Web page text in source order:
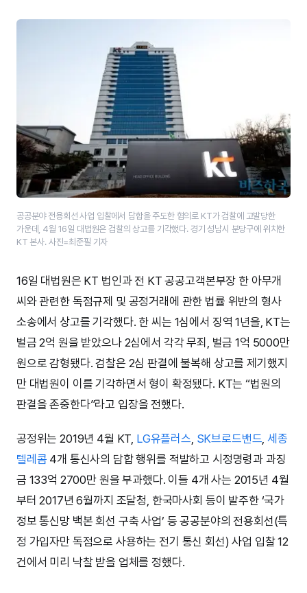
공공분야 전용회선 사업 입찰에서 담합을 주도한 혐의로 KT가 검찰에 고발당한
가운데, 4월 16일 대법원은 검찰의 상고를 기각했다. 경기 성남시 분당구에 위치한
KT 본사. 사진=최준필 기자
16일 대법원은 KT 법인과 전 KT 공공고객본부장 한 아무개
씨와 관련한 독점규제 및 공정거래에 관한 법률 위반의 형사
소송에서 상고를 기각했다. 한 씨는 1심에서 징역 1년을, KT는
벌금 2억 원을 받았으나 2심에서 각각 무죄, 벌금 1억 5000만
원으로 감형됐다. 검찰은 2심 판결에 불복해 상고를 제기했지
만 대법원이 이를 기각하면서 형이 확정됐다. KT는 “법원의
판결을 존중한다”라고 입장을 전했다.
공정위는 2019년 4월 KT, LG유플러스, SK브로드밴드,세종
텔레콤 4개 통신사의 담합 행위를 적발하고 시정명령과 과징
금 133억 2700만 원을 부과했다. 이들 4개 사는 2015년 4월
부터 2017년 6월까지 조달청, 한국마사회 등이 발주한 ‘국가
정보 통신망 백본 회선 구축 사업’ 등 공공분야의 전용회선(특
정 가입자만 독점으로 사용하는 전기 통신 회선) 사업 입찰 12
건에서 미리 낙찰 받을 업체를 정했다.